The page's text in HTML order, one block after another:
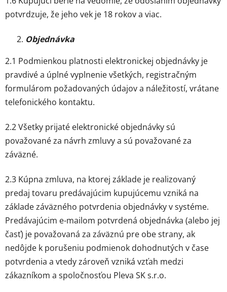
potvrdzuje, že jeho vek je 18 rokov a viac.
Objednávka
2.1 Podmienkou platnosti elektronickej objednávky je
pravdivé a úplné vyplnenie všetkých, registračným
formulárom požadovaných údajov a náležitostí, vrátane
telefonického kontaktu.
2.2 Všetky prijaté elektronické objednávky sú
považované za návrh zmluvy a sú považované za
záväzné.
2.3 Kúpna zmluva, na ktorej základe je realizovaný
predaj tovaru predávajúcim kupujúcemu vzniká na
základe záväzného potvrdenia objednávky v systéme.
Predávajúcim e-mailom potvrdená objednávka (alebo jej
časť) je považovaná za záväznú pre obe strany, ak
nedôjde k porušeniu podmienok dohodnutých v čase
potvrdenia a vtedy zároveň vzniká vzťah medzi
zákazníkom a spoločnosťou Pleva SK s.r.o.